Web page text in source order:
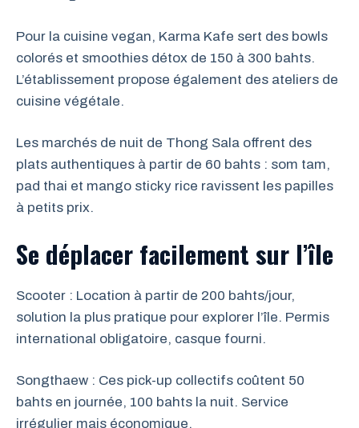
Pour la cuisine vegan, Karma Kafe sert des bowls
colorés et smoothies détox de 150 à 300 bahts.
L’établissement propose également des ateliers de
cuisine végétale.
Les marchés de nuit de Thong Sala offrent des
plats authentiques à partir de 60 bahts : som tam,
pad thai et mango sticky rice ravissent les papilles
à petits prix.
Se déplacer facilement sur l’île
Scooter : Location à partir de 200 bahts/jour,
solution la plus pratique pour explorer l’île. Permis
international obligatoire, casque fourni.
Songthaew : Ces pick-up collectifs coûtent 50
bahts en journée, 100 bahts la nuit. Service
irrégulier mais économique.